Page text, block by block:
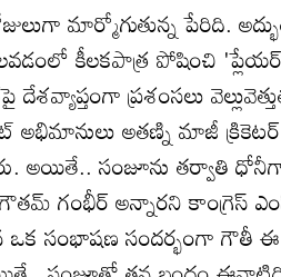
మార్మోగుతున్న పేరిది.
కీలకపాత్ర పోషించి
ప్రశంసలు
అభిమానులు అతణ్ని మాజీ
అయితే.. సంజూను తర్వాతి
గంభీర్ అన్నారని కాంగ్రెస్
ఒక సంభాషణ సందర్భంగా గౌతీ ఈ